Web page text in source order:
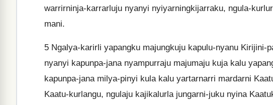
warrirninja-karrarluju nyanyi nyiyarningkijarraku, ngula-
mani.
5 Ngalya-karirli yapangku majungkuju kapulu-nyanu Kirijini-
nyanyi kapunpa-jana nyampurraju majumaju kuja kalu
kapunpa-jana milya-pinyi kula kalu yartarnarri mardarni
Kaatu-kurlangu, ngulaju kajikalurla jungarni-juku nyina